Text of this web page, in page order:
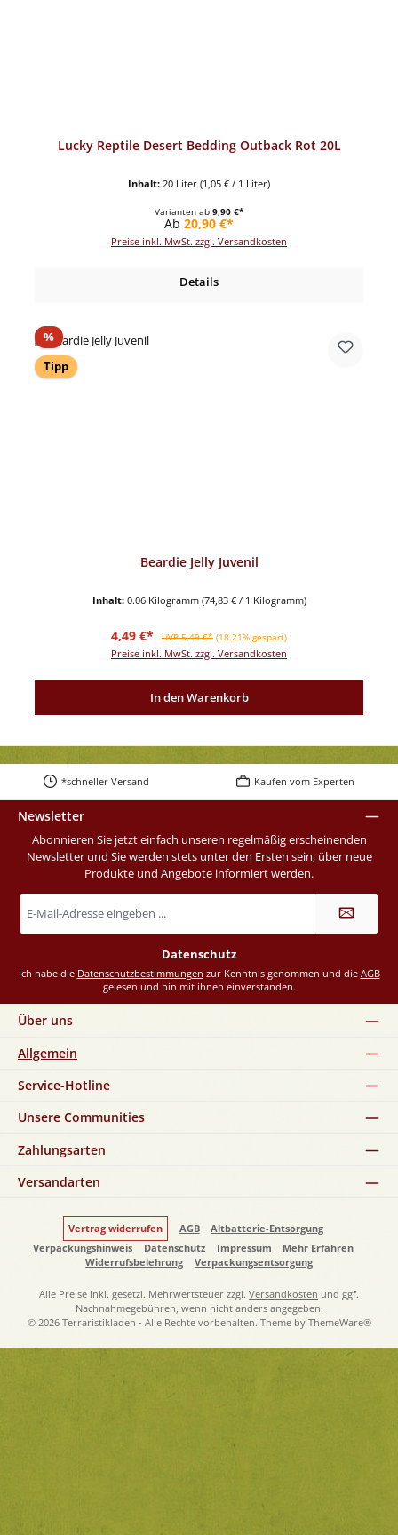
Lucky Reptile Desert Bedding Outback Rot 20L
Inhalt: 20 Liter (1,05 € / 1 Liter)
Varianten ab 9,90 €*
Regulärer Preis:
Ab 20,90 €*
Preise inkl. MwSt. zzgl. Versandkosten
Details
%Rabatt
Tipp
Beardie Jelly Juvenil
Inhalt: 0.06 Kilogramm (74,83 € / 1 Kilogramm)
Verkaufspreis:
4,49 €* Regulärer Preis:
UVP 5,49 €* (18.21% gespart)
Preise inkl. MwSt. zzgl. Versandkosten
In den Warenkorb
*schneller Versand Kaufen vom Experten
Newsletter
Abonnieren Sie jetzt einfach unseren regelmäßig erscheinenden
Newsletter und Sie werden stets unter den Ersten sein, über neue
Produkte und Angebote informiert werden.
Mail-
Datenschutz
Ich habe die Datenschutzbestimmungen zur Kenntnis genommen und die AGB
gelesen und bin mit ihnen einverstanden.
Über uns
Allgemein
Service-Hotline
Unsere Communities
Zahlungsarten
Versandarten
Vertrag widerrufen AGB
Altbatterie-Entsorgung
Verpackungshinweis
Datenschutz Impressum
Mehr Erfahren
Widerrufsbelehrung
Verpackungsentsorgung
Alle Preise inkl. gesetzl. Mehrwertsteuer zzgl. Versandkosten und ggf.
Nachnahmegebühren, wenn nicht anders angegeben.
© 2026 Terraristikladen - Alle Rechte vorbehalten. Theme by ThemeWare®